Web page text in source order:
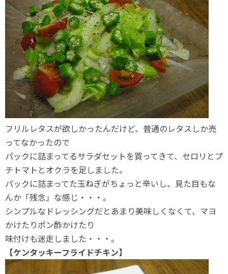
フリルレタスが欲しかったんだけど、普通のレタスしか売
ってなかったので
パックに詰まってるサラダセットを買ってきて、セロリとプ
チトマトとオクラを足しました。
パックに詰まってた玉ねぎがちょっと辛いし、見た目もな
んか「残念」な感じ・・・。
シンプルなドレッシングだとあまり美味しくなくて、マヨ
かけたりポン酢かけたり
味付けも迷走しました・・・。
【ケンタッキーフライドチキン】